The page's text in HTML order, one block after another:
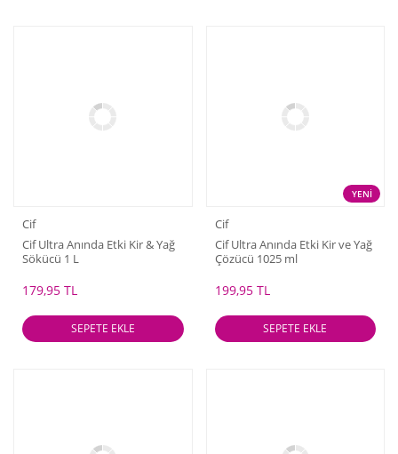
Cif
Cif Ultra Anında Etki Kir & Yağ
Sökücü 1 L
179,95 TL
SEPETE EKLE
YENİ
Cif
Cif Ultra Anında Etki Kir ve Yağ
Çözücü 1025 ml
199,95 TL
SEPETE EKLE